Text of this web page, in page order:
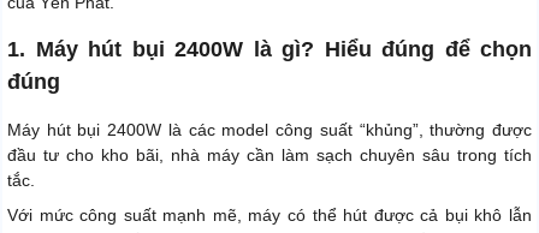
1. Máy hút bụi 2400W là gì? Hiểu đúng để chọn
đúng
Máy hút bụi 2400W là các model công suất “khủng”, thường được
đầu tư cho kho bãi, nhà máy cần làm sạch chuyên sâu trong tích
tắc.
Với mức công suất mạnh mẽ, máy có thể hút được cả bụi khô lẫn